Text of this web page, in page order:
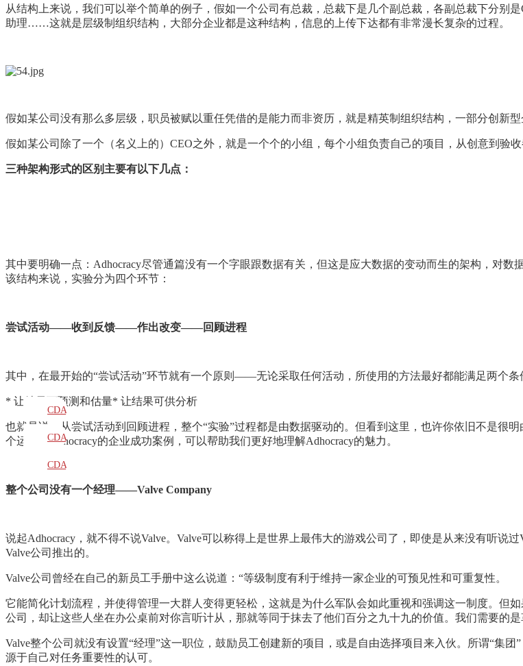
从结构上来说，我们可以举个简单的例子，假如一个公司有总裁，总裁下是几个副总裁，各副总裁下分别
助理……这就是层级制组织结构，大部分企业都是这种结构，信息的上传下达都有非常漫长复杂的过程。
假如某公司没有那么多层级，职员被赋以重任凭借的是能力而非资历，就是精英制组织结构，一部分创新型
假如某公司除了一个（名义上的）CEO之外，就是一个个的小组，每个小组负责自己的项目，从创意到验收
三种架构形式的区别主要有以下几点：
其中要明确一点：Adhocracy尽管通篇没有一个字眼跟数据有关，但这是应大数据的变动而生的架构，对
该结构来说，实验分为四个环节：
尝试活动——收到反馈——作出改变——回顾进程
其中，在最开始的“尝试活动”环节就有一个原则——无论采取任何活动，所使用的方法最好都能满足两个条
* 让结果可预测和估量* 让结果可供分析
也就是说，从尝试活动到回顾进程，整个“实验”过程都是由数据驱动的。但看到这里，也许你依旧不是很
个运用了Adhocracy的企业成功案例，可以帮助我们更好地理解Adhocracy的魅力。
整个公司没有一个经理——Valve Company
说起Adhocracy，就不得不说Valve。Valve可以称得上是世界上最伟大的游戏公司了，即使是从来没有听说
Valve公司推出的。
Valve公司曾经在自己的新员工手册中这么说道：“等级制度有利于维持一家企业的可预见性和可重复性。
它能简化计划流程，并使得管理一大群人变得更轻松，这就是为什么军队会如此重视和强调这一制度。但
公司，却让这些人坐在办公桌前对你言听计从，那就等同于抹去了他们百分之九十九的价值。我们需要的
Valve整个公司就没有设置“经理”这一职位，鼓励员工创建新的项目，或是自由选择项目来入伙。所谓“集
源于自己对任务重要性的认可。
CDA
教材
CDA
题库
CDA
大纲